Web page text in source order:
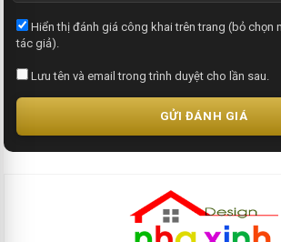
Hiển thị đánh giá công khai trên trang (bỏ chọn
tác giả).
Lưu tên và email trong trình duyệt cho lần sau.
GỬI ĐÁNH GIÁ